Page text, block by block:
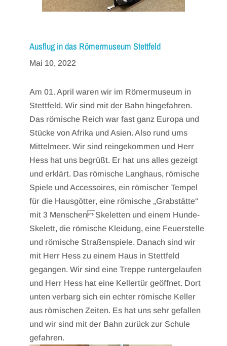
Ausflug in das Römermuseum Stettfeld
Mai 10, 2022
Am 01. April waren wir im Römermuseum in
Stettfeld. Wir sind mit der Bahn hingefahren.
Das römische Reich war fast ganz Europa und
Stücke von Afrika und Asien. Also rund ums
Mittelmeer. Wir sind reingekommen und Herr
Hess hat uns begrüßt. Er hat uns alles gezeigt
und erklärt. Das römische Langhaus, römische
Spiele und Accessoires, ein römischer Tempel
für die Hausgötter, eine römische „Grabstätte“
mit 3 MenschenSkeletten und einem Hunde-
Skelett, die römische Kleidung, eine Feuerstelle
und römische Straßenspiele. Danach sind wir
mit Herr Hess zu einem Haus in Stettfeld
gegangen. Wir sind eine Treppe runtergelaufen
und Herr Hess hat eine Kellertür geöffnet. Dort
unten verbarg sich ein echter römische Keller
aus römischen Zeiten. Es hat uns sehr gefallen
und wir sind mit der Bahn zurück zur Schule
gefahren.